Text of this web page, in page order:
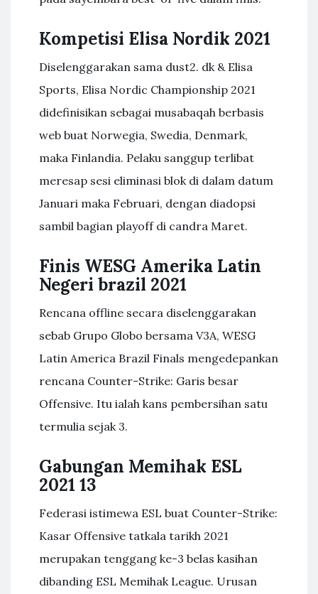
Kompetisi Elisa Nordik 2021
Diselenggarakan sama dust2. dk & Elisa
Sports, Elisa Nordic Championship 2021
didefinisikan sebagai musabaqah berbasis
web buat Norwegia, Swedia, Denmark,
maka Finlandia. Pelaku sanggup terlibat
meresap sesi eliminasi blok di dalam datum
Januari maka Februari, dengan diadopsi
sambil bagian playoff di candra Maret.
Finis WESG Amerika Latin
Negeri brazil 2021
Rencana offline secara diselenggarakan
sebab Grupo Globo bersama V3A, WESG
Latin America Brazil Finals mengedepankan
rencana Counter-Strike: Garis besar
Offensive. Itu ialah kans pembersihan satu
termulia sejak 3.
Gabungan Memihak ESL
2021 13
Federasi istimewa ESL buat Counter-Strike:
Kasar Offensive tatkala tarikh 2021
merupakan tenggang ke-3 belas kasihan
dibanding ESL Memihak League. Urusan